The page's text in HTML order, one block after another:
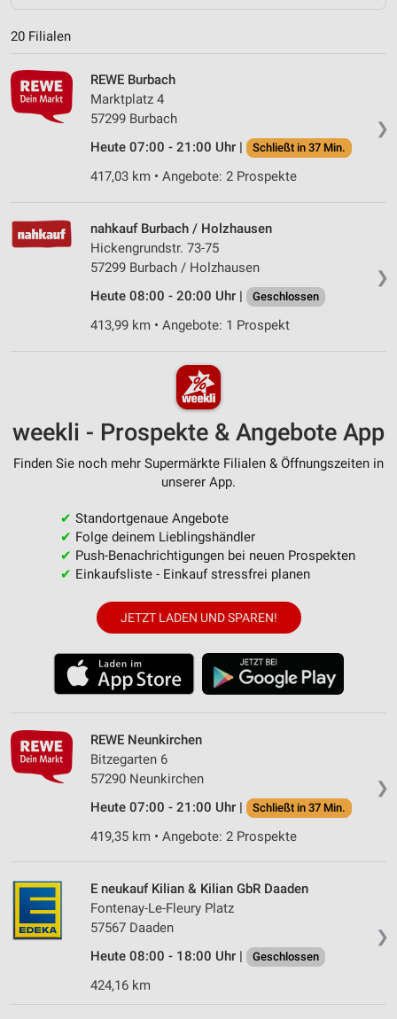
20 Filialen
❯
REWE Burbach
Marktplatz 4
57299 Burbach
Heute 07:00 - 21:00 Uhr |
Schließt in 37 Min.
417,03 km • Angebote: 2 Prospekte
❯
nahkauf Burbach / Holzhausen
Hickengrundstr. 73-75
57299 Burbach / Holzhausen
Heute 08:00 - 20:00 Uhr |
Geschlossen
413,99 km • Angebote: 1 Prospekt
weekli - Prospekte & Angebote App
Finden Sie noch mehr Supermärkte Filialen & Öffnungszeiten in
unserer App.
✔ Standortgenaue Angebote
✔ Folge deinem Lieblingshändler
✔ Push-Benachrichtigungen bei neuen Prospekten
✔ Einkaufsliste - Einkauf stressfrei planen
JETZT LADEN UND SPAREN!
❯
REWE Neunkirchen
Bitzegarten 6
57290 Neunkirchen
Heute 07:00 - 21:00 Uhr |
Schließt in 37 Min.
419,35 km • Angebote: 2 Prospekte
❯
E neukauf Kilian & Kilian GbR Daaden
Fontenay-Le-Fleury Platz
57567 Daaden
Heute 08:00 - 18:00 Uhr |
Geschlossen
424,16 km